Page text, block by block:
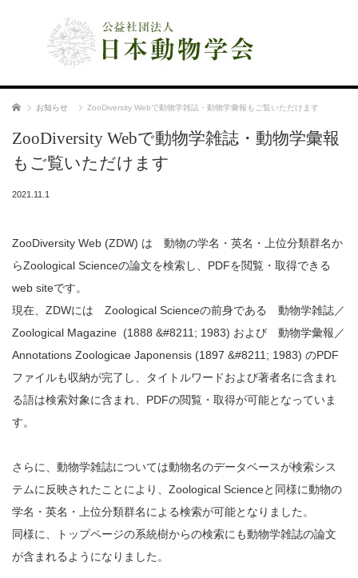
ホーム お知らせ ZooDiversity Webで動物学雑誌・動物学彙報もご覧いただけます
ZooDiversity Webで動物学雑誌・動物学彙報
もご覧いただけます
2021.11.1
ZooDiversity Web (ZDW) は 動物の学名・英名・上位分類群名か
らZoological Scienceの論文を検索し、PDFを閲覧・取得できる
web siteです。
現在、ZDWには Zoological Scienceの前身である 動物学雑誌／
Zoological Magazine (1888 &#8211; 1983) および 動物学彙報／
Annotations Zoologicae Japonensis (1897 &#8211; 1983) のPDF
ファイルも収納が完了し、タイトルワードおよび著者名に含まれ
る語は検索対象に含まれ、PDFの閲覧・取得が可能となっていま
す。
さらに、動物学雑誌については動物名のデータベースが検索シス
テムに反映されたことにより、Zoological Scienceと同様に動物の
学名・英名・上位分類群名による検索が可能となりました。
同様に、トップページの系統樹からの検索にも動物学雑誌の論文
が含まれるようになりました。